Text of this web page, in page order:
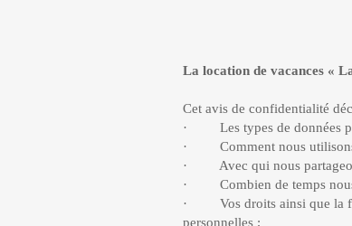
La location de vacances «
Cet avis de confidentialité
· Les types de données
· Comment nous utilisons
· Avec qui nous
· Combien de temps nous
· Vos droits ainsi que la
personnelles ;